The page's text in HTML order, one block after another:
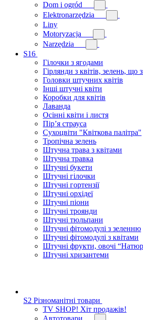
Dom i ogród
Elektronarzędzia
Liny
Motoryzacja
Narzędzia
S16
Гілочки з ягодами
Гірлянди з квітів, зелень, що
Головки штучних квітів
Інші штучні квіти
Коробки для квітів
Лаванда
Осінні квіти і листя
Пір’я страуса
Сухоцвіти "Квіткова палітра"
Тропічна зелень
Штучна трава з квітами
Штучна травка
Штучні букети
Штучні гілочки
Штучні гортензії
Штучні орхідеї
Штучні піони
Штучні троянди
Штучні тюльпани
Штучні фітомодулі з зеленню
Штучні фітомодулі з квітами
Штучні фрукти, овочі
Штучні хризантеми
S2 Різноманітні товари
TV SHOP! Хіт продажів!
Автотовари